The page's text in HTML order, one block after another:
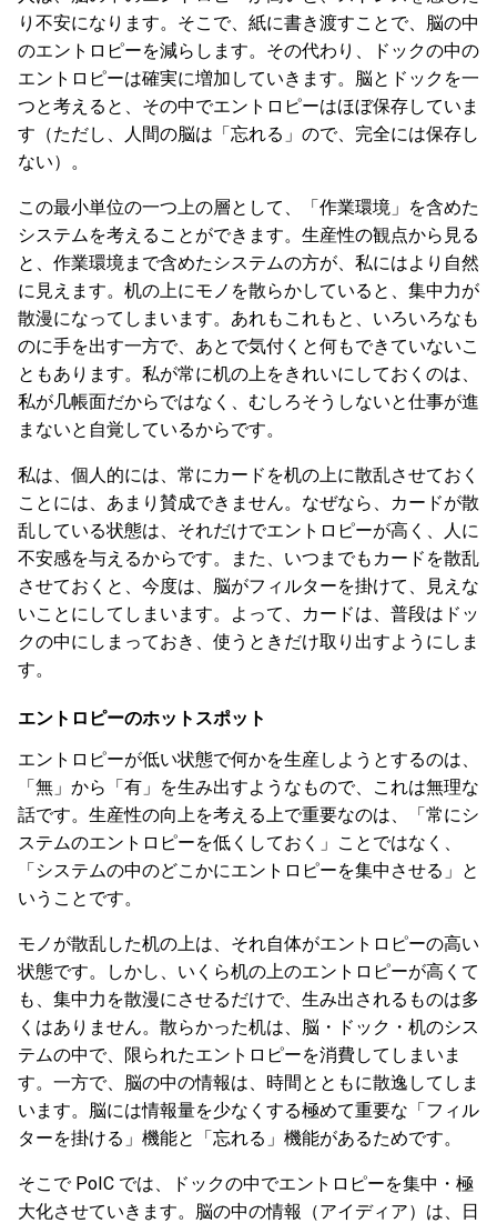
り不安になります。そこで、紙に書き渡すことで、脳の中
のエントロピーを減らします。その代わり、ドックの中の
エントロピーは確実に増加していきます。脳とドックを一
つと考えると、その中でエントロピーはほぼ保存していま
す（ただし、人間の脳は「忘れる」ので、完全には保存し
ない）。
この最小単位の一つ上の層として、「作業環境」を含めた
システムを考えることができます。生産性の観点から見る
と、作業環境まで含めたシステムの方が、私にはより自然
に見えます。机の上にモノを散らかしていると、集中力が
散漫になってしまいます。あれもこれもと、いろいろなも
のに手を出す一方で、あとで気付くと何もできていないこ
ともあります。私が常に机の上をきれいにしておくのは、
私が几帳面だからではなく、むしろそうしないと仕事が進
まないと自覚しているからです。
私は、個人的には、常にカードを机の上に散乱させておく
ことには、あまり賛成できません。なぜなら、カードが散
乱している状態は、それだけでエントロピーが高く、人に
不安感を与えるからです。また、いつまでもカードを散乱
させておくと、今度は、脳がフィルターを掛けて、見えな
いことにしてしまいます。よって、カードは、普段はドッ
クの中にしまっておき、使うときだけ取り出すようにしま
す。
エントロピーのホットスポット
エントロピーが低い状態で何かを生産しようとするのは、
「無」から「有」を生み出すようなもので、これは無理な
話です。生産性の向上を考える上で重要なのは、「常にシ
ステムのエントロピーを低くしておく」ことではなく、
「システムの中のどこかにエントロピーを集中させる」と
いうことです。
モノが散乱した机の上は、それ自体がエントロピーの高い
状態です。しかし、いくら机の上のエントロピーが高くて
も、集中力を散漫にさせるだけで、生み出されるものは多
くはありません。散らかった机は、脳・ドック・机のシス
テムの中で、限られたエントロピーを消費してしまいま
す。一方で、脳の中の情報は、時間とともに散逸してしま
います。脳には情報量を少なくする極めて重要な「フィル
ターを掛ける」機能と「忘れる」機能があるためです。
そこで PoIC では、ドックの中でエントロピーを集中・極
大化させていきます。脳の中の情報（アイディア）は、日